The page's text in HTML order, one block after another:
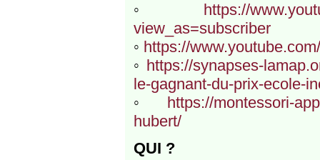
◦
https://
view_as=subscriber
◦ https://
◦ https://synapses-
le-gagnant-du-prix-ecole-
◦
https://montessori-
hubert/
QUI ?